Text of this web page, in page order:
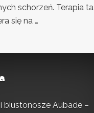
schorzeń. Terapia ta
się na …
i biustonosze Aubade –